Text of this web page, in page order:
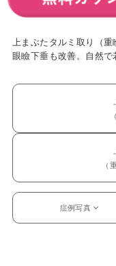
上まぶたタルミ取り（
眼瞼下垂も改善。自然
（
症例写真